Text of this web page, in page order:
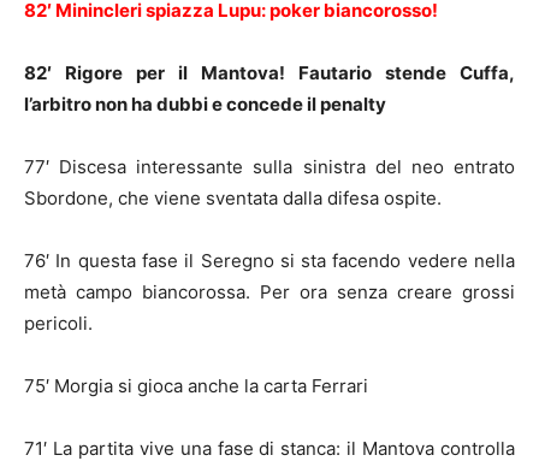
82′ Minincleri spiazza Lupu: poker biancorosso!
82′ Rigore per il Mantova! Fautario stende Cuffa,
l’arbitro non ha dubbi e concede il penalty
77′ Discesa interessante sulla sinistra del neo entrato
Sbordone, che viene sventata dalla difesa ospite.
76′ In questa fase il Seregno si sta facendo vedere nella
metà campo biancorossa. Per ora senza creare grossi
pericoli.
75′ Morgia si gioca anche la carta Ferrari
71′ La partita vive una fase di stanca: il Mantova controlla